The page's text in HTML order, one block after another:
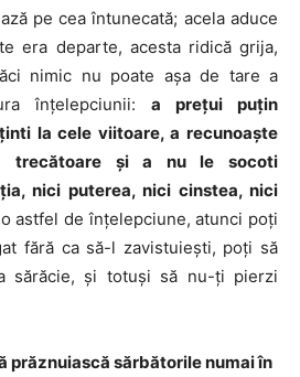
pe cea întunecată; acela aduce
era departe, acesta ridică grija,
nimic nu poate aşa de tare a
înţelepciunii: a preţui puţin
la cele viitoare, a recunoaşte
trecătoare şi a nu le socoti
nici puterea, nici cinstea, nici
astfel de înţelepciune, atunci poţi
fără ca să-l zavistuieşti, poţi să
sărăcie, şi totuşi să nu-ţi pierzi
prăznuiască sărbătorile numai în